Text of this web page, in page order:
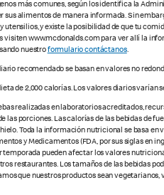
más comunes, según los identifica la
alimentos de manera informada. Sin
utensilios, y existe la posibilidad de que tu
www.mcdonalds.com para ver allí la
nuestroformulario contáctanos.
recomendado se basan en valores no
de 2,000 calorías. Los valores diarios varían
realizadas en laboratorios acreditados,
porciones. Las calorías de las bebidas de
Toda la información nutricional se basa
y Medicamentos (FDA, por sus siglas en
pueden afectar los valores
restaurantes. Los tamaños de las bebidas
que nuestros productos sean